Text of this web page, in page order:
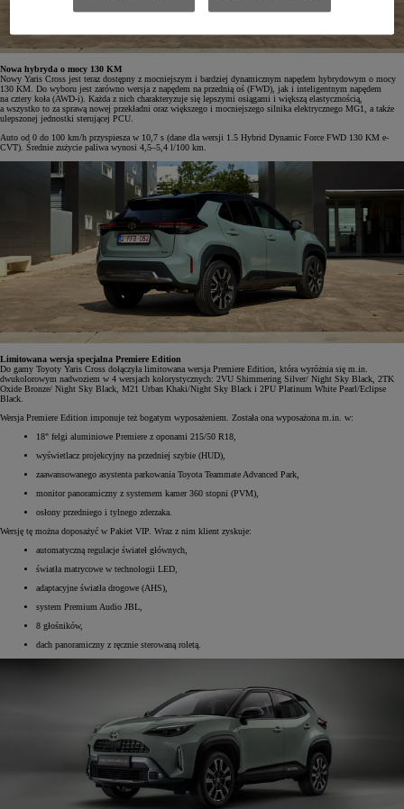
Nowa hybryda o mocy 130 KM
Nowy Yaris Cross jest teraz dostępny z mocniejszym i bardziej dynamicznym napędem hybrydowym o mocy
130 KM. Do wyboru jest zarówno wersja z napędem na przednią oś (FWD), jak i inteligentnym napędem
na cztery koła (AWD-i). Każda z nich charakteryzuje się lepszymi osiągami i większą elastycznością,
a wszystko to za sprawą nowej przekładni oraz większego i mocniejszego silnika elektrycznego MG1, a także
ulepszonej jednostki sterującej PCU.
Auto od 0 do 100 km/h przyspiesza w 10,7 s (dane dla wersji 1.5 Hybrid Dynamic Force FWD 130 KM e-
CVT). Średnie zużycie paliwa wynosi 4,5–5,4 l/100 km.
Limitowana wersja specjalna Premiere Edition
Do gamy Toyoty Yaris Cross dołączyła limitowana wersja Premiere Edition, która wyróżnia się m.in.
dwukolorowym nadwoziem w 4 wersjach kolorystycznych: 2VU Shimmering Silver/ Night Sky Black, 2TK
Oxide Bronze/ Night Sky Black, M21 Urban Khaki/Night Sky Black i 2PU Platinum White Pearl/Eclipse
Black.
Wersja Premiere Edition imponuje też bogatym wyposażeniem. Została ona wyposażona m.in. w:
18" felgi aluminiowe Premiere z oponami 215/50 R18,
wyświetlacz projekcyjny na przedniej szybie (HUD),
zaawansowanego asystenta parkowania Toyota Teammate Advanced Park,
monitor panoramiczny z systemem kamer 360 stopni (PVM),
osłony przedniego i tylnego zderzaka.
Wersję tę można doposażyć w Pakiet VIP. Wraz z nim klient zyskuje:
automatyczną regulacje świateł głównych,
światła matrycowe w technologii LED,
adaptacyjne światła drogowe (AHS),
system Premium Audio JBL,
8 głośników,
dach panoramiczny z ręcznie sterowaną roletą.